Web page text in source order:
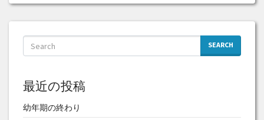
SEARCH
最近の投稿
幼年期の終わり